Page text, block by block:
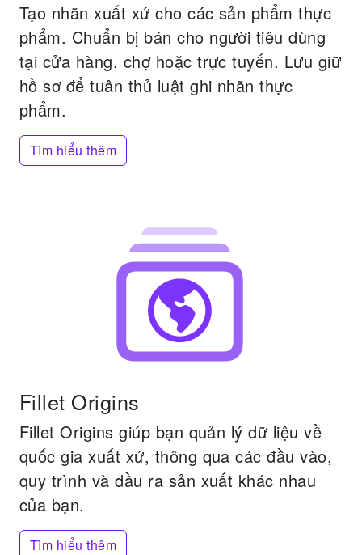
Tạo nhãn xuất xứ cho các sản phẩm thực
phẩm. Chuẩn bị bán cho người tiêu dùng
tại cửa hàng, chợ hoặc trực tuyến. Lưu giữ
hồ sơ để tuân thủ luật ghi nhãn thực
phẩm.
Tìm hiểu thêm
Fillet Origins
Fillet Origins giúp bạn quản lý dữ liệu về
quốc gia xuất xứ, thông qua các đầu vào,
quy trình và đầu ra sản xuất khác nhau
của bạn.
Tìm hiểu thêm